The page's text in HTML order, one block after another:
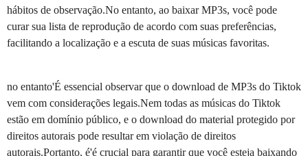
hábitos de observação.No entanto, ao baixar MP3s, você pode
curar sua lista de reprodução de acordo com suas preferências,
facilitando a localização e a escuta de suas músicas favoritas.
no entanto'É essencial observar que o download de MP3s do Tiktok
vem com considerações legais.Nem todas as músicas do Tiktok
estão em domínio público, e o download do material protegido por
direitos autorais pode resultar em violação de direitos
autorais.Portanto, é'é crucial para garantir que você esteja baixando